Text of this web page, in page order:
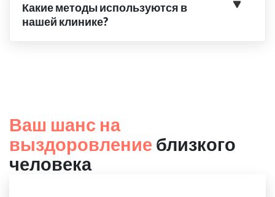
Какие методы используются в
нашей клинике?
Ваш шанс на
выздоровление близкого
человека